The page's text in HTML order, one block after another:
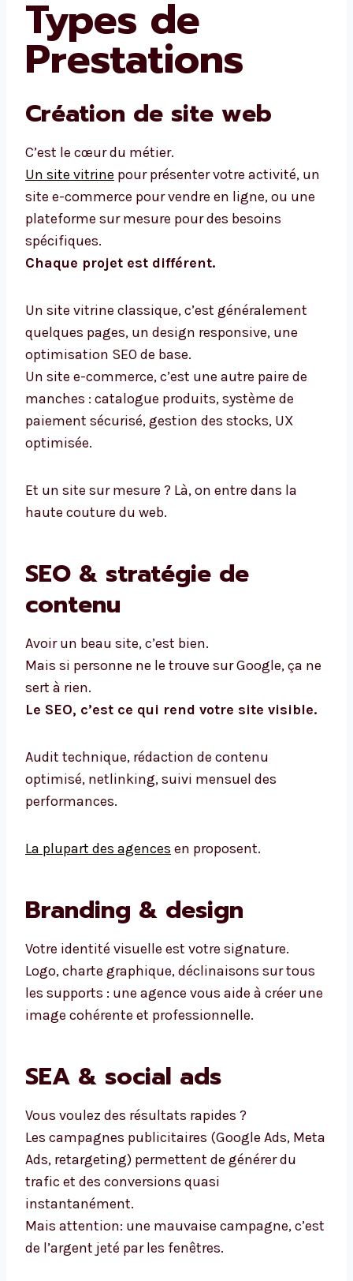
Types de
Prestations
Création de site web
C’est le cœur du métier.
Un site vitrine pour présenter votre activité, un
site e-commerce pour vendre en ligne, ou une
plateforme sur mesure pour des besoins
spécifiques.
Chaque projet est différent.
Un site vitrine classique, c’est généralement
quelques pages, un design responsive, une
optimisation SEO de base.
Un site e-commerce, c’est une autre paire de
manches : catalogue produits, système de
paiement sécurisé, gestion des stocks, UX
optimisée.
Et un site sur mesure ? Là, on entre dans la
haute couture du web.
SEO & stratégie de
contenu
Avoir un beau site, c’est bien.
Mais si personne ne le trouve sur Google, ça ne
sert à rien.
Le SEO, c’est ce qui rend votre site visible.
Audit technique, rédaction de contenu
optimisé, netlinking, suivi mensuel des
performances.
La plupart des agences en proposent.
Branding & design
Votre identité visuelle est votre signature.
Logo, charte graphique, déclinaisons sur tous
les supports : une agence vous aide à créer une
image cohérente et professionnelle.
SEA & social ads
Vous voulez des résultats rapides ?
Les campagnes publicitaires (Google Ads, Meta
Ads, retargeting) permettent de générer du
trafic et des conversions quasi
instantanément.
Mais attention: une mauvaise campagne, c’est
de l’argent jeté par les fenêtres.